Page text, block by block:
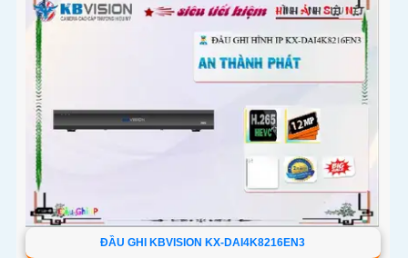
ĐẦU GHI KBVISION KX-DAI4K8216EN3